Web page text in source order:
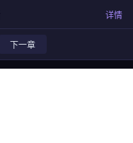
详情
下一章